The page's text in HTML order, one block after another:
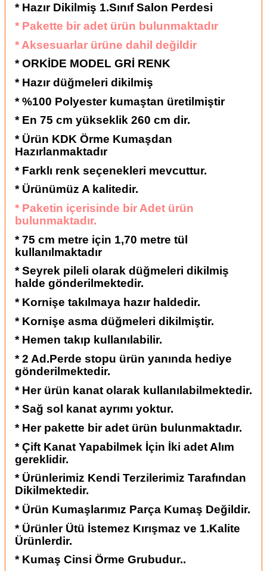
* Hazır Dikilmiş 1.Sınıf Salon Perdesi
* Pakette bir adet ürün bulunmaktadır
* Aksesuarlar ürüne dahil değildir
* ORKİDE MODEL GRİ RENK
* Hazır düğmeleri dikilmiş
* %100 Polyester kumaştan üretilmiştir
* En 75 cm yükseklik 260 cm dir.
* Ürün KDK Örme Kumaşdan
Hazırlanmaktadır
* Farklı renk seçenekleri mevcuttur.
* Ürünümüz A kalitedir.
* Paketin içerisinde bir Adet ürün
bulunmaktadır.
* 75 cm metre için 1,70 metre tül
kullanılmaktadır
* Seyrek pileli olarak düğmeleri dikilmiş
halde gönderilmektedir.
* Kornişe takılmaya hazır haldedir.
* Kornişe asma düğmeleri dikilmiştir.
* Hemen takıp kullanılabilir.
* 2 Ad.Perde stopu ürün yanında hediye
gönderilmektedir.
* Her ürün kanat olarak kullanılabilmektedir.
* Sağ sol kanat ayrımı yoktur.
* Her pakette bir adet ürün bulunmaktadır.
* Çift Kanat Yapabilmek İçin İki adet Alım
gereklidir.
* Ürünlerimiz Kendi Terzilerimiz Tarafından
Dikilmektedir.
* Ürün Kumaşlarımız Parça Kumaş Değildir.
* Ürünler Ütü İstemez Kırışmaz ve 1.Kalite
Ürünlerdir.
* Kumaş Cinsi Örme Grubudur..